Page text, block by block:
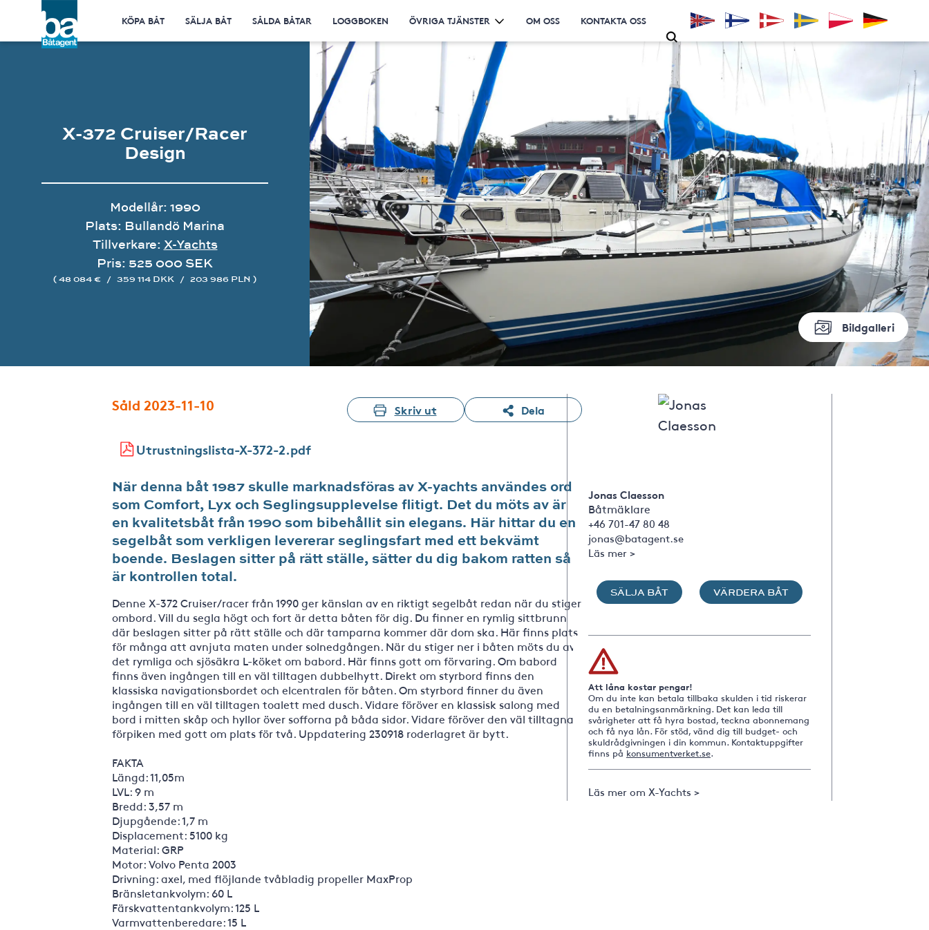
KÖPA BÅT SÄLJA BÅT SÅLDA BÅTAR LOGGBOKEN ÖVRIGA TJÄNSTER OM OSS KONTAKTA OSS
Bildgalleri
X-372 Cruiser/Racer
Design
Modellår: 1990
Plats: Bullandö Marina
Tillverkare: X-Yachts
Pris: 525 000 SEK
( 48 084 € / 359 114 DKK / 203 986 PLN )
Såld 2023-11-10 Skriv ut Dela
Utrustningslista-X-372-2.pdf
När denna båt 1987 skulle marknadsföras av X-yachts användes ord
som Comfort, Lyx och Seglingsupplevelse flitigt. Det du möts av är
en kvalitetsbåt från 1990 som bibehållit sin elegans. Här hittar du en
segelbåt som verkligen levererar seglingsfart med ett bekvämt
boende. Beslagen sitter på rätt ställe, sätter du dig bakom ratten så
är kontrollen total.
Denne X-372 Cruiser/racer från 1990 ger känslan av en riktigt segelbåt redan när du stiger
ombord. Vill du segla högt och fort är detta båten för dig. Du finner en rymlig sittbrunn
där beslagen sitter på rätt ställe och där tamparna kommer där dom ska. Här finns plats
för många att avnjuta maten under solnedgången. När du stiger ner i båten möts du av
det rymliga och sjösäkra L-köket om babord. Här finns gott om förvaring. Om babord
finns även ingången till en väl tilltagen dubbelhytt. Direkt om styrbord finns den
klassiska navigationsbordet och elcentralen för båten. Om styrbord finner du även
ingången till en väl tilltagen toalett med dusch. Vidare föröver en klassisk salong med
bord i mitten skåp och hyllor över sofforna på båda sidor. Vidare föröver den väl tilltagna
förpiken med gott om plats för två. Uppdatering 230918 roderlagret är bytt.
FAKTA
Längd: 11,05m
LVL: 9 m
Bredd: 3,57 m
Djupgående: 1,7 m
Displacement: 5100 kg
Material: GRP
Motor: Volvo Penta 2003
Drivning: axel, med flöjlande tvåbladig propeller MaxProp
Bränsletankvolym: 60 L
Färskvattentankvolym: 125 L
Varmvattenberedare: 15 L
Jonas Claesson
Båtmäklare
+46 701-47 80 48
jonas@batagent.se
Läs mer >
SÄLJA BÅT VÄRDERA BÅT
Att låna kostar pengar!
Om du inte kan betala tillbaka skulden i tid riskerar
du en betalningsanmärkning. Det kan leda till
svårigheter att få hyra bostad, teckna abonnemang
och få nya lån. För stöd, vänd dig till budget- och
skuldrådgivningen i din kommun. Kontaktuppgifter
finns på konsumentverket.se.
Läs mer om X-Yachts >